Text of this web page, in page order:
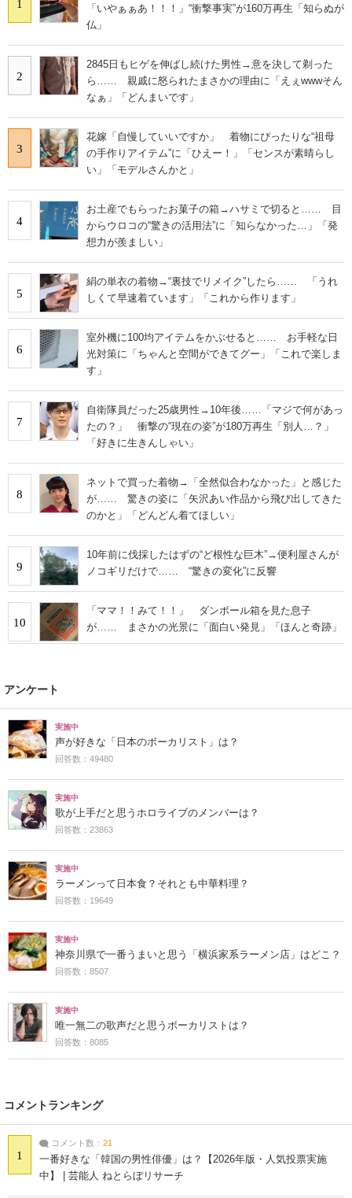
1
「いやぁぁあ！！！」“衝撃事実”が160万再生「知らぬが
仏」
2
2845日もヒゲを伸ばし続けた男性→意を決して剃った
ら…… 親戚に怒られたまさかの理由に「えぇwwwそん
なぁ」「どんまいです」
3
花嫁「自慢していいですか」 着物にぴったりな“祖母
の手作りアイテム”に「ひえー！」「センスが素晴らし
い」「モデルさんかと」
4
お土産でもらったお菓子の箱→ハサミで切ると…… 目
からウロコの“驚きの活用法”に「知らなかった…」「発
想力が羨ましい」
5
絹の単衣の着物→“裏技でリメイク”したら…… 「うれ
しくて早速着ています」「これから作ります」
6
室外機に100均アイテムをかぶせると…… お手軽な日
光対策に「ちゃんと空間ができてグー」「これで楽しま
す」
7
自衛隊員だった25歳男性→10年後……「マジで何があっ
たの？」 衝撃の“現在の姿”が180万再生「別人…？」
「好きに生きんしゃい」
8
ネットで買った着物→「全然似合わなかった」と感じた
が…… 驚きの姿に「矢沢あい作品から飛び出してきた
のかと」「どんどん着てほしい」
9
10年前に伐採したはずの“ど根性な巨木”→便利屋さんが
ノコギリだけで…… “驚きの変化”に反響
10
「ママ！！みて！！」 ダンボール箱を見た息子
が…… まさかの光景に「面白い発見」「ほんと奇跡」
アンケート
実施中
声が好きな「日本のボーカリスト」は？
回答数：49480
実施中
歌が上手だと思うホロライブのメンバーは？
回答数：23863
実施中
ラーメンって日本食？それとも中華料理？
回答数：19649
実施中
神奈川県で一番うまいと思う「横浜家系ラーメン店」はどこ？
回答数：8507
実施中
唯一無二の歌声だと思うボーカリストは？
回答数：8085
コメントランキング
1
コメント数： 21
一番好きな「韓国の男性俳優」は？【2026年版・人気投票実施
中】 | 芸能人 ねとらぼリサーチ